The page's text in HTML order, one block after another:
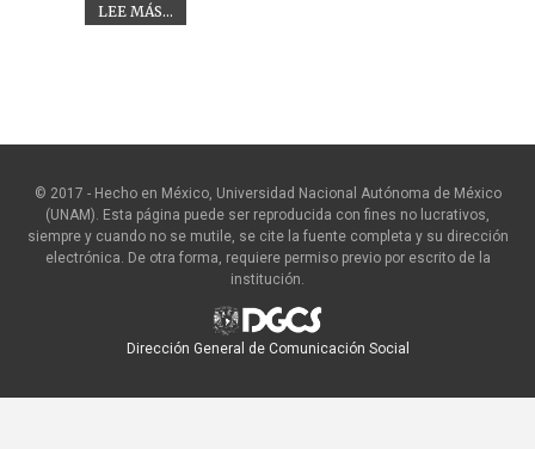
LEE MÁS...
© 2017 - Hecho en México, Universidad Nacional Autónoma de México
(UNAM). Esta página puede ser reproducida con fines no lucrativos,
siempre y cuando no se mutile, se cite la fuente completa y su dirección
electrónica. De otra forma, requiere permiso previo por escrito de la
institución.
Dirección General de Comunicación Social